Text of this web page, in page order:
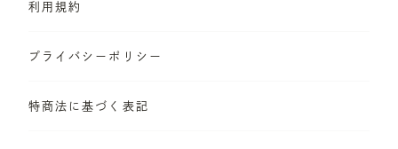
利用規約
プライバシーポリシー
特商法に基づく表記